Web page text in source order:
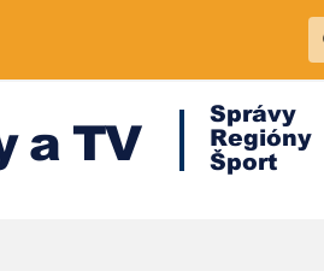
a TV
Správy
Regióny
Šport